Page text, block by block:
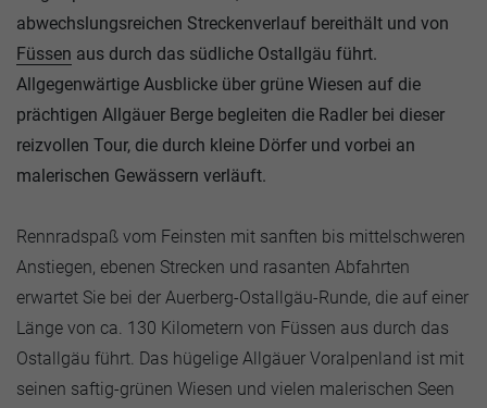
abwechslungsreichen Streckenverlauf bereithält und von
Füssen aus durch das südliche Ostallgäu führt.
Allgegenwärtige Ausblicke über grüne Wiesen auf die
prächtigen Allgäuer Berge begleiten die Radler bei dieser
reizvollen Tour, die durch kleine Dörfer und vorbei an
malerischen Gewässern verläuft.
Rennradspaß vom Feinsten mit sanften bis mittelschweren
Anstiegen, ebenen Strecken und rasanten Abfahrten
erwartet Sie bei der Auerberg-Ostallgäu-Runde, die auf einer
Länge von ca. 130 Kilometern von Füssen aus durch das
Ostallgäu führt. Das hügelige Allgäuer Voralpenland ist mit
seinen saftig-grünen Wiesen und vielen malerischen Seen